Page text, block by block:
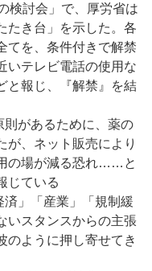
検討会」で、厚労省は
たき台」を示した。各
てを、条件付きで解禁
いテレビ電話の使用な
と報じ、『解禁』を結
があるために、薬の
が、ネット販売により
の場が減る恐れ……と
じている
」「産業」「規制緩
いスタンスからの主張
のように押し寄せてき